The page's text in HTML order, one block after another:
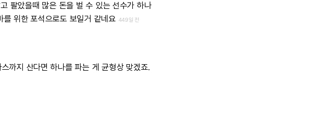
팔았을때 많은 돈을 벌 수 있는 선수가 하나
를 위한 포석으로도 보일거 같네요 449일 전
까지 산다면 하나를 파는 게 균형상 맞겠죠.